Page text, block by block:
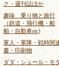
ク・週刊誌ほか
趣味 乗り物と旅行
（鉄道・飛行機・船
舶・自動車etc)
軍人・軍隊・戦時関
書・印刷物
ダダ・シュール・モ